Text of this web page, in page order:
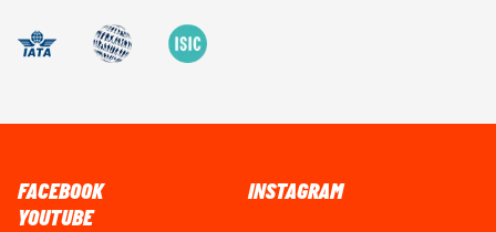
FACEBOOK
INSTAGRAM
YOUTUBE